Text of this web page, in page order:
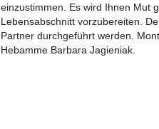
einzustimmen. Es wird Ihnen Mut
Lebensabschnitt vorzubereiten.
Partner durchgeführt werden.
Hebamme Barbara Jagieniak.